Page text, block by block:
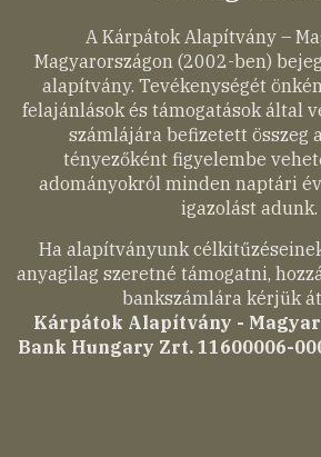
A Kárpátok Alapítvány –
Magyarországon (2002-ben)
alapítvány. Tevékenységét
felajánlások és támogatások által
számlájára befizetett összeg
tényezőként figyelembe
adományokról minden naptári
igazolást adunk.
Ha alapítványunk
anyagilag szeretné támogatni,
bankszámlára kérjük
Kárpátok Alapítvány -
Bank Hungary Zrt. 11600006-